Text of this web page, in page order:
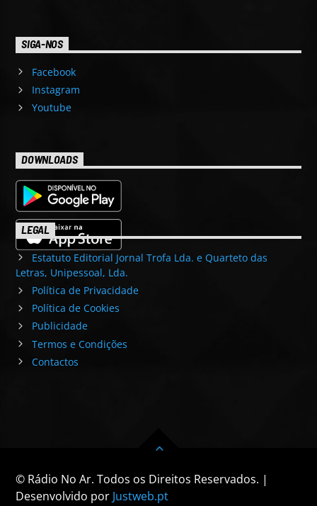
SIGA-NOS
Facebook
Instagram
Youtube
DOWNLOADS
LEGAL
Estatuto Editorial Jornal Trofa Lda. e Quarteto das
Letras, Unipessoal, Lda.
Política de Privacidade
Política de Cookies
Publicidade
Termos e Condições
Contactos
© Rádio No Ar. Todos os Direitos Reservados. |
Desenvolvido por Justweb.pt